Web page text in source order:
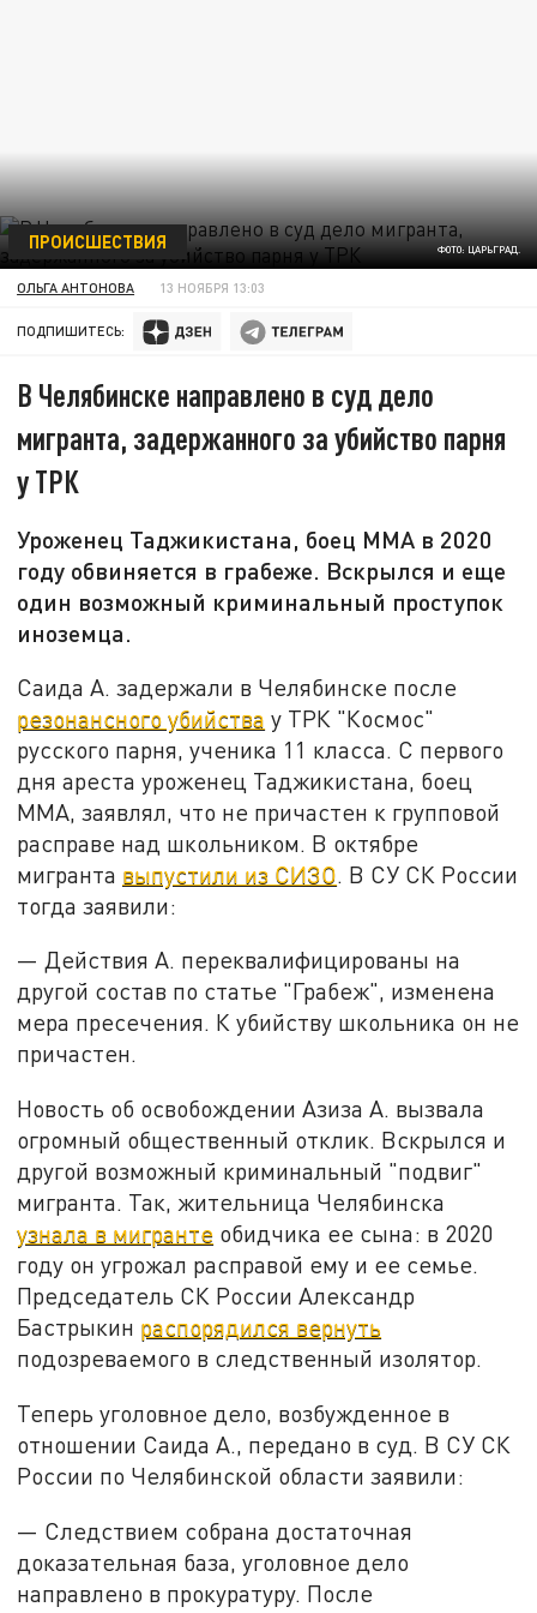
ФОТО: ЦАРЬГРАД.
ПРОИСШЕСТВИЯ
ОЛЬГА АНТОНОВА 13 НОЯБРЯ 13:03
ПОДПИШИТЕСЬ:
В Челябинске направлено в суд дело
мигранта, задержанного за убийство парня
у ТРК
Уроженец Таджикистана, боец ММА в 2020
году обвиняется в грабеже. Вскрылся и еще
один возможный криминальный проступок
иноземца.
Саида А. задержали в Челябинске после
резонансного убийства у ТРК "Космос"
русского парня, ученика 11 класса. С первого
дня ареста уроженец Таджикистана, боец
ММА, заявлял, что не причастен к групповой
расправе над школьником. В октябре
мигранта выпустили из СИЗО. В СУ СК России
тогда заявили:
— Действия А. переквалифицированы на
другой состав по статье "Грабеж", изменена
мера пресечения. К убийству школьника он не
причастен.
Новость об освобождении Азиза А. вызвала
огромный общественный отклик. Вскрылся и
другой возможный криминальный "подвиг"
мигранта. Так, жительница Челябинска
узнала в мигранте обидчика ее сына: в 2020
году он угрожал расправой ему и ее семье.
Председатель СК России Александр
Бастрыкин распорядился вернуть
подозреваемого в следственный изолятор.
Теперь уголовное дело, возбужденное в
отношении Саида А., передано в суд. В СУ СК
России по Челябинской области заявили:
— Следствием собрана достаточная
доказательная база, уголовное дело
направлено в прокуратуру. После